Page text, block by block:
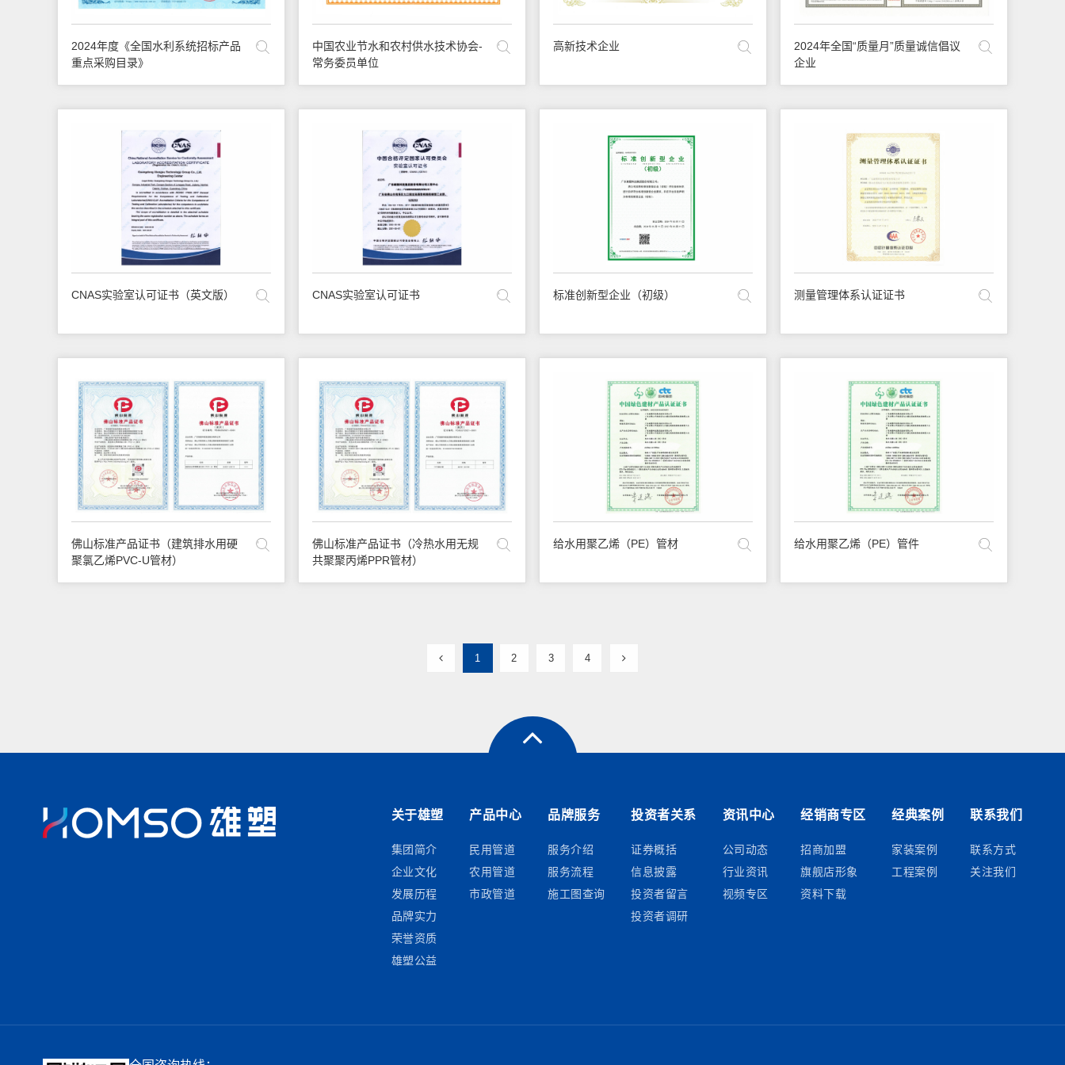
2024年度《全国水利系统招标产品
重点采购目录》
中国农业节水和农村供水技术协会-
常务委员单位
高新技术企业
2024年全国“质量月”质量诚信倡议
企业
CNAS实验室认可证书（英文版） CNAS实验室认可证书 标准创新型企业（初级） 测量管理体系认证证书
佛山标准产品证书（建筑排水用硬
聚氯乙烯PVC-U管材）
佛山标准产品证书（冷热水用无规
共聚聚丙烯PPR管材）
给水用聚乙烯（PE）管材 给水用聚乙烯（PE）管件
1 2 3 4
关于雄塑
集团简介
企业文化
发展历程
品牌实力
荣誉资质
雄塑公益
产品中心
民用管道
农用管道
市政管道
品牌服务
服务介绍
服务流程
施工图查询
投资者关系
证券概括
信息披露
投资者留言
投资者调研
资讯中心
公司动态
行业资讯
视频专区
经销商专区
招商加盟
旗舰店形象
资料下载
经典案例
家装案例
工程案例
联系我们
联系方式
关注我们